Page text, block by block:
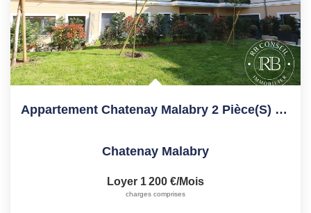
Appartement Chatenay Malabry 2 Pièce(s) 42.69 M2
Chatenay Malabry
Loyer 1 200 €/mois
charges comprises